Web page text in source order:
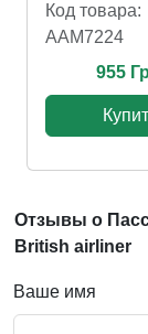
Код товара:
AAM7224
955
Отзывы о
British airliner
Ваше имя